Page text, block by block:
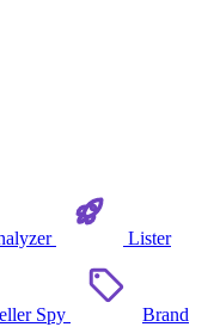
Lister
Spy Brand